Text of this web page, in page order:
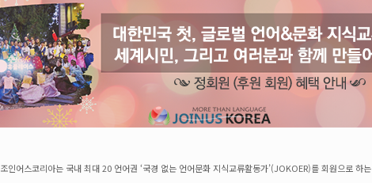
조인어스코리아는 국내 최대 20 언어권 ‘국경 없는 언어문화 지식교류활동가’(JOKOER)를 회원으로 하